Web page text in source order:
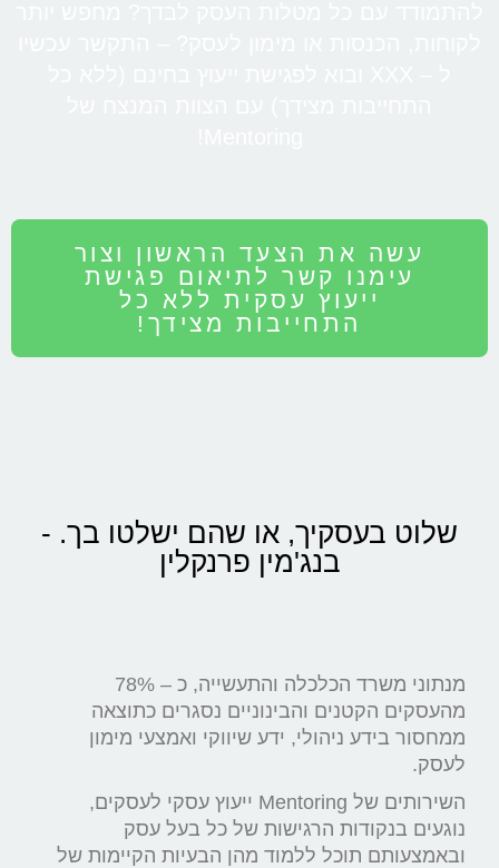
עשה את הצעד הראשון וצור
עימנו קשר לתיאום פגישת
ייעוץ עסקית ללא כל
התחייבות מצידך!
שלוט בעסקיך, או שהם ישלטו בך. -
בנג'מין פרנקלין
מנתוני משרד הכלכלה והתעשייה, כ – 78%
מהעסקים הקטנים והבינוניים נסגרים כתוצאה
ממחסור בידע ניהולי, ידע שיווקי ואמצעי מימון
לעסק.
השירותים של Mentoring ייעוץ עסקי לעסקים,
נוגעים בנקודות הרגישות של כל בעל עסק
ובאמצעותם תוכל ללמוד מהן הבעיות הקיימות של